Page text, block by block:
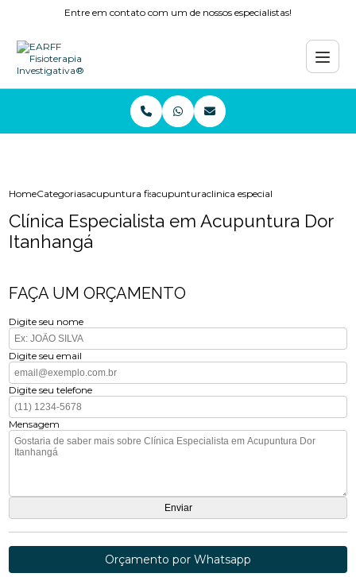
Entre em contato com um de nossos especialistas!
HomeCategoriasacupuntura fisioterapia
acupunturaclinica especialista em
Clínica Especialista em Acupuntura Dor
Itanhangá
FAÇA UM ORÇAMENTO
Digite seu nome
Digite seu email
Digite seu telefone
Mensagem
Orçamento por Whatsapp